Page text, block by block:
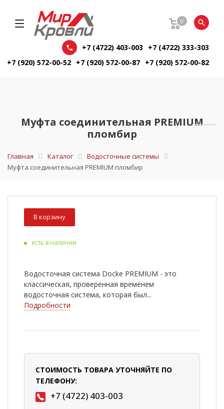
0
+7 (4722) 403-003
+7 (4722) 333-303
+7 (920) 572-00-52 +7 (920) 572-00-87 +7 (920) 572-00-82
Муфта соединительная PREMIUM
пломбир
Главная Каталог
Водосточные системы
Муфта соединительная PREMIUM пломбир
В корзину
есть в наличии
Водосточная система Docke PREMIUM - это
классическая, проверенная временем
водосточная система, которая был...
Подробности
СТОИМОСТЬ ТОВАРА УТОЧНЯЙТЕ ПО
ТЕЛЕФОНУ:
+7 (4722) 403-003